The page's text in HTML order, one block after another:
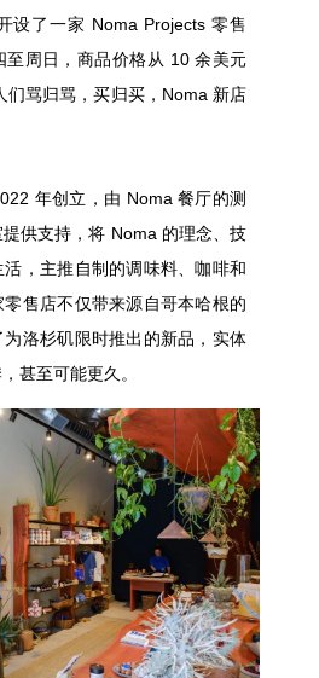
设了一家 Noma Projects 零售
至周日，商品价格从 10 余美元
们骂归骂，买归买，Noma 新店
年创立，由 Noma 餐厅的测
供支持，将 Noma 的理念、技
，主推自制的调味料、咖啡和
售店不仅带来源自哥本哈根的
洛杉矶限时推出的新品，实体
甚至可能更久。